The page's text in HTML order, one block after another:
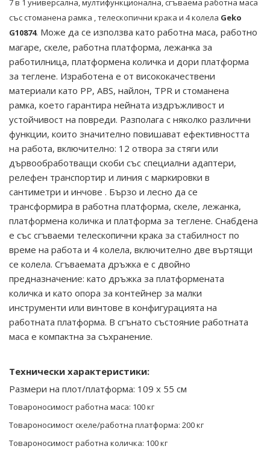
7 в 1 универсална, мултифункционална, сгъваема работна маса
със стоманена рамка , телескопични крака и 4 колела Geko
G10874. Може да се използва като работна маса, работно
магаре, скеле, работна платформа, лежанка за
работилница, платформена количка и дори платформа
за теглене. Изработена е от висококачествени
материали като PP, ABS, найлон, TPR и стоманена
рамка, което гарантира нейната издръжливост и
устойчивост на повреди. Разполага с няколко различни
функции, които значително повишават ефективността
на работа, включително: 12 отвора за стяги или
дървообработващи скоби със специални адаптери,
релефен транспортир и линия с маркировки в
сантиметри и инчове . Бързо и лесно да се
трансформира в работна платформа, скеле, лежанка,
платформена количка и платформа за теглене. Снабдена
е със сгъваеми телескопични крака за стабилност по
време на работа и 4 колела, включително две въртящи
се колела. Сгъваемата дръжка е с двойно
предназначение: като дръжка за платформената
количка и като опора за контейнер за малки
инструменти или винтове в конфигурацията на
работната платформа. В сгънато състояние работната
маса е компактна за съхранение.
Технически характеристики:
Размери на плот/платформа: 109 х 55 см
Товароносимост работна маса: 100 кг
Товароносимост скеле/работна платформа: 200 кг
Товароносимост работна количка: 100 кг